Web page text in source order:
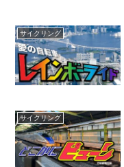
サイクリング
サイクリング